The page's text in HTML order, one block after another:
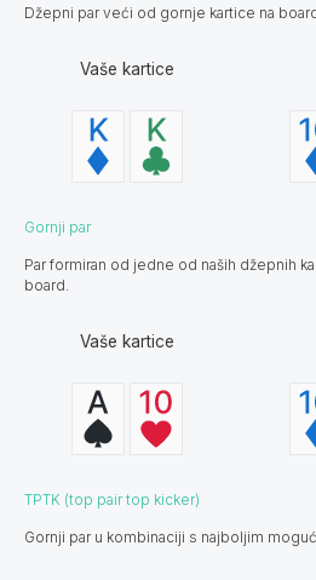
Džepni par veći od gornje kartice na
Vaše kartice
Gornji par
Par formiran od jedne od naših džepnih
board.
Vaše kartice
TPTK (top pair top kicker)
Gornji par u kombinaciji s najboljim